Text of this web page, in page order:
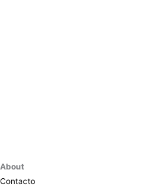
About
Contacto